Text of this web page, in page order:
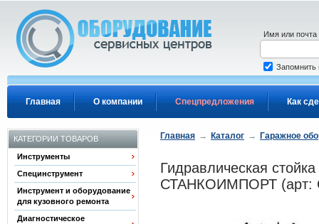
Главная О компании Спецпредложения Как
Имя или почта
Запомнить
КАТЕГОРИИ ТОВАРОВ
Инструменты
Специнструмент
Инструмент и оборудование
для кузовного ремонта
Диагностическое
Главная → Каталог → Гаражное
Гидравлическая
СТАНКОИМПОРТ (арт: